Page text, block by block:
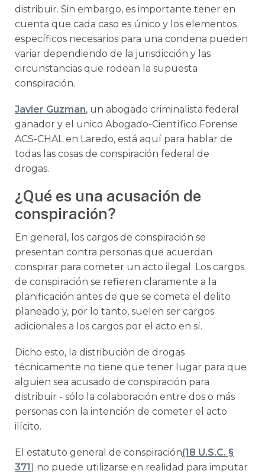
distribuir. Sin embargo, es importante tener en
cuenta que cada caso es único y los elementos
específicos necesarios para una condena pueden
variar dependiendo de la jurisdicción y las
circunstancias que rodean la supuesta
conspiración.
Javier Guzman, un abogado criminalista federal
ganador y el unico Abogado-Científico Forense
ACS-CHAL en Laredo, está aquí para hablar de
todas las cosas de conspiración federal de
drogas.
¿Qué es una acusación de
conspiración?
En general, los cargos de conspiración se
presentan contra personas que acuerdan
conspirar para cometer un acto ilegal. Los cargos
de conspiración se refieren claramente a la
planificación antes de que se cometa el delito
planeado y, por lo tanto, suelen ser cargos
adicionales a los cargos por el acto en sí.
Dicho esto, la distribución de drogas
técnicamente no tiene que tener lugar para que
alguien sea acusado de conspiración para
distribuir - sólo la colaboración entre dos o más
personas con la intención de cometer el acto
ilícito.
El estatuto general de conspiración(18 U.S.C. §
371 ) no puede utilizarse en realidad para imputar